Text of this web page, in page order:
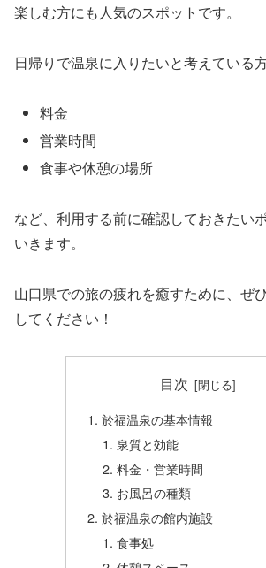
楽しむ方にも人気のスポットです。
日帰りで温泉に入りたいと考えている
料金
営業時間
食事や休憩の場所
など、利用する前に確認しておきたい
いきます。
山口県での旅の疲れを癒すために、ぜ
してください！
目次
於福温泉の基本情報
泉質と効能
料金・営業時間
お風呂の種類
於福温泉の館内施設
食事処